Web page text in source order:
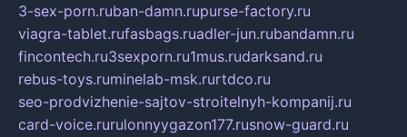
3-sex-porn.ruban-damn.rupurse-factory.ru
viagra-tablet.rufasbags.ruadler-jun.rubandamn.ru
fincontech.ru3sexporn.ru1mus.rudarksand.ru
rebus-toys.ruminelab-msk.rurtdco.ru
seo-prodvizhenie-sajtov-stroitelnyh-kompanij.ru
card-voice.rurulonnyygazon177.rusnow-guard.ru